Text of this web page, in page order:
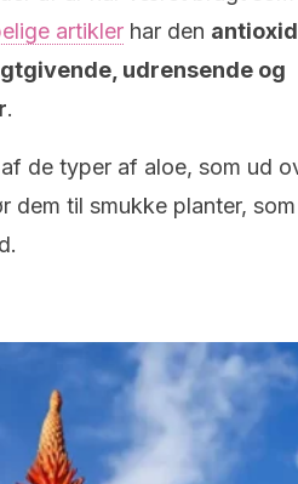
artikler har den
udrensende og
.
de typer af aloe, som ud
dem til smukke planter,